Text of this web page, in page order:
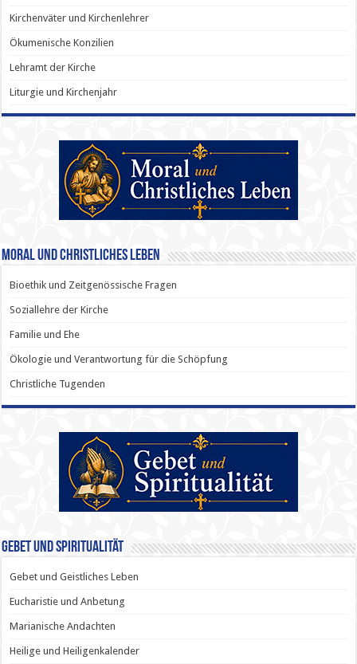
Kirchenväter und Kirchenlehrer
Ökumenische Konzilien
Lehramt der Kirche
Liturgie und Kirchenjahr
Moral und Christliches Leben
Bioethik und Zeitgenössische Fragen
Soziallehre der Kirche
Familie und Ehe
Ökologie und Verantwortung für die Schöpfung
Christliche Tugenden
Gebet und Spiritualität
Gebet und Geistliches Leben
Eucharistie und Anbetung
Marianische Andachten
Heilige und Heiligenkalender